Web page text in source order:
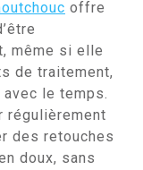
offre
même si elle
de traitement,
le temps.
régulièrement
des retouches
doux, sans